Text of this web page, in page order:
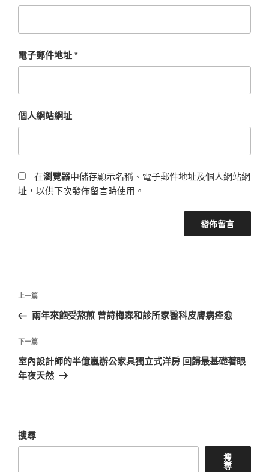
電子郵件地址*
個人網站網址
在瀏覽器中儲存顯示名稱、電子郵件地址及個人網站網
址，以供下次發佈留言時使用。
文
導
覽
上
一
文
章
上一篇
兩年來飽受熬煎 曾詩梅森和診所家醫科皮膚病痊愈
下
一
篇
下一篇
室內設計師的半億嵐辦公家具獨立式洋房 回歸最基礎著眼
年夜天然
搜尋
搜
尋